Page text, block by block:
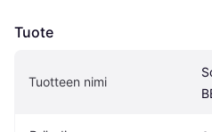
Tuote
Tuotteen nimi